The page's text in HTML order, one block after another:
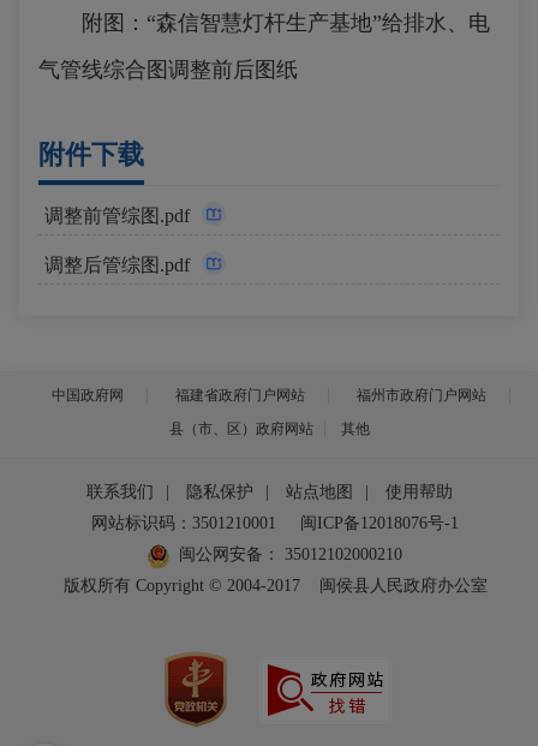
附图：“森信智慧灯杆生产基地”给排水、电
气管线综合图调整前后图纸
附件下载
调整前管综图.pdf
调整后管综图.pdf
中国政府网 福建省政府门户网站
福州市政府门户网站
县（市、区）政府网站
其他
联系我们 隐私保护 站点地图
使用帮助
网站标识码：3501210001
闽ICP备12018076号-1
闽公网安备：
35012102000210
版权所有 Copyright © 2004-2017
闽侯县人民政府办公室